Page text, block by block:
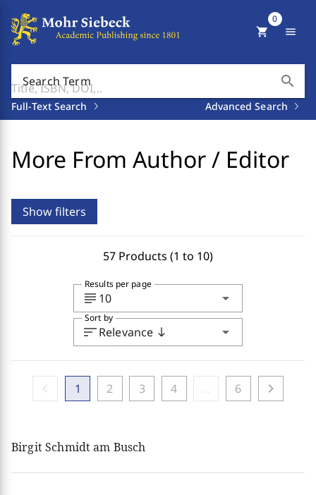
Search Term search
Full-Text Search Advanced Search
shopping_cart
0
menu
More From Author / Editor
Show filters
57 Products (1 to 10)
subject 10 arrow_drop_down
Results per page
sortRelevance south arrow_drop_down
Sort by
1 2 3 4 6 chevron_right
Birgit Schmidt am Busch